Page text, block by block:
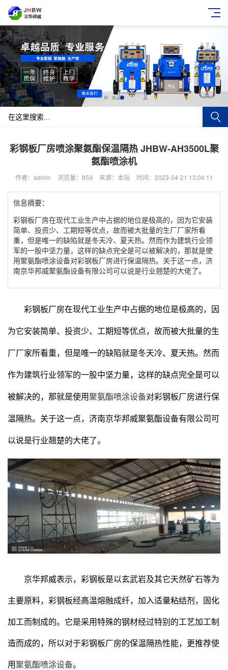
彩钢板厂房喷涂聚氨酯保温隔热 JHBW-AH3500L聚
氨酯喷涂机
作者：admin 浏览量：859 来源：本站 时间：2023-04-21 13:04:11
信息摘要：
彩钢板厂房在现代工业生产中占据的地位是极高的，因为它安装
简单、投资少、工期短等优点，故而被大批量的生厂厂家所看
重，但是唯一的缺陷就是冬天冷、夏天热。然而作为建筑行业领
军的一股中坚力量，这样的缺点完全是可以被解决的，那就是使
用聚氨酯喷涂设备对彩钢板厂房进行保温隔热。关于这一点，济
南京华邦威聚氨酯设备有限公司可以说是行业翘楚的大佬了。
彩钢板厂房在现代工业生产中占据的地位是极高的，因
为它安装简单、投资少、工期短等优点，故而被大批量的生
厂厂家所看重，但是唯一的缺陷就是冬天冷、夏天热。然而
作为建筑行业领军的一股中坚力量，这样的缺点完全是可以
被解决的，那就是使用聚氨酯喷涂设备对彩钢板厂房进行保
温隔热。关于这一点，济南京华邦威聚氨酯设备有限公司可
以说是行业翘楚的大佬了。
京华邦威表示，彩钢板是以玄武岩及其它天然矿石等为
主要原料，彩钢板经高温熔融成纤，加入适量粘结剂，固化
加工而制成的。它是采用特殊的钢材经过特别的工艺加工制
造而成的，所以对于彩钢板厂房的保温隔热性能，更推荐使
用聚氨酯喷涂设备。